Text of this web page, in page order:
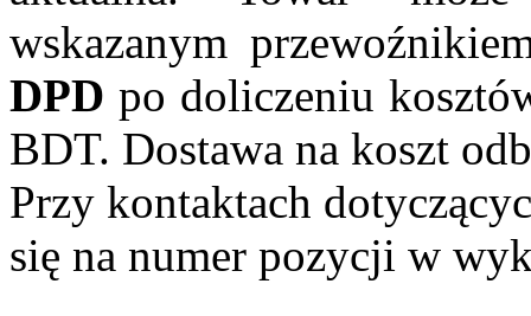
wskazanym
DPD po doliczeniu
BDT. Dostawa na koszt
Przy kontaktach
się na numer pozycji w